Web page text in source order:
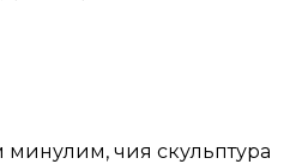
минулим, чия скульптура